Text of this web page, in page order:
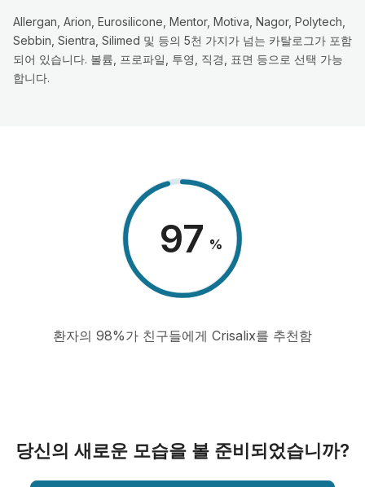
Allergan, Arion, Eurosilicone, Mentor, Motiva, Nagor, Polytech,
Sebbin, Sientra, Silimed 및 등의 5천 가지가 넘는 카탈로그가 포함
되어 있습니다. 볼륨, 프로파일, 투영, 직경, 표면 등으로 선택 가능
합니다.
98 %
환자의 98%가 친구들에게 Crisalix를 추천함
당신의 새로운 모습을 볼 준비되었습니까?